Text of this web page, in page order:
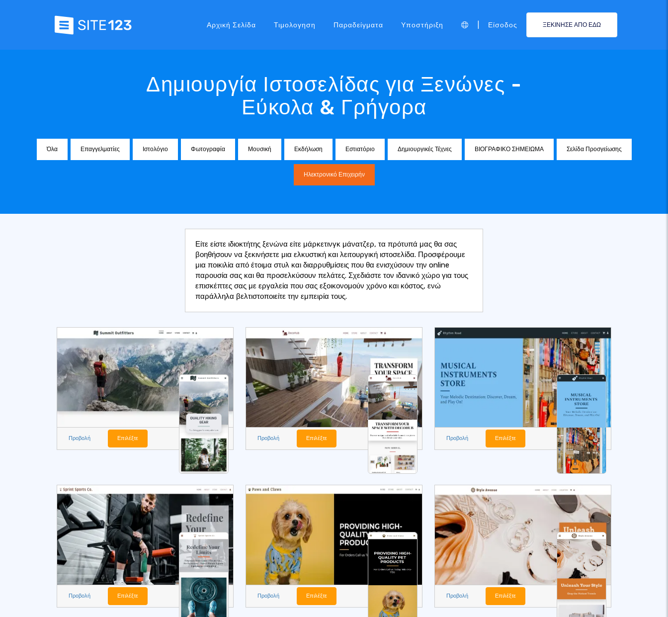
Αρχική Σελίδα Τιμολογηση Παραδείγματα Υποστήριξη Είσοδος ΞΕΚΙΝΗΣΕ ΑΠΟ ΕΔΩ
Δημιουργία Ιστοσελίδας για Ξενώνες -
Εύκολα & Γρήγορα
Όλα Επαγγελματίες Ιστολόγιο Φωτογραφία Μουσική Εκδήλωση Εστιατόριο Δημιουργικές Τέχνες ΒΙΟΓΡΑΦΙΚΟ ΣΗΜΕΙΩΜΑ Σελίδα Προσγείωσης
Ηλεκτρονικό Επιχειρήν
Είτε είστε ιδιοκτήτης ξενώνα είτε μάρκετινγκ μάνατζερ, τα πρότυπά μας θα σας
βοηθήσουν να ξεκινήσετε μια ελκυστική και λειτουργική ιστοσελίδα. Προσφέρουμε
μια ποικιλία από έτοιμα στυλ και διαρρυθμίσεις που θα ενισχύσουν την online
παρουσία σας και θα προσελκύσουν πελάτες. Σχεδιάστε τον ιδανικό χώρο για τους
επισκέπτες σας με εργαλεία που σας εξοικονομούν χρόνο και κόστος, ενώ
παράλληλα βελτιστοποιείτε την εμπειρία τους.
Προβολή Επιλέξτε Προβολή Επιλέξτε Προβολή Επιλέξτε
Προβολή Επιλέξτε Προβολή Επιλέξτε Προβολή Επιλέξτε